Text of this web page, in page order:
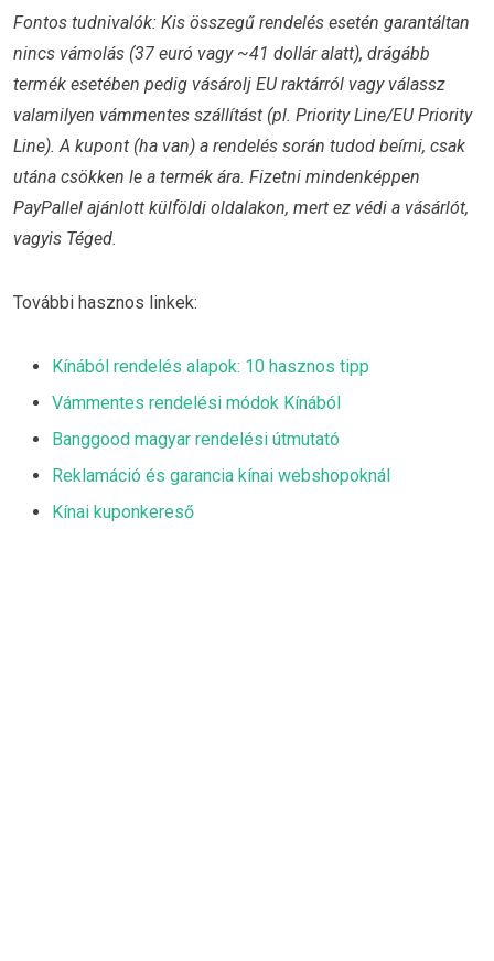
Fontos tudnivalók: Kis összegű rendelés esetén garantáltan
nincs vámolás (37 euró vagy ~41 dollár alatt), drágább
termék esetében pedig vásárolj EU raktárról vagy válassz
valamilyen vámmentes szállítást (pl. Priority Line/EU Priority
Line). A kupont (ha van) a rendelés során tudod beírni, csak
utána csökken le a termék ára. Fizetni mindenképpen
PayPallel ajánlott külföldi oldalakon, mert ez védi a vásárlót,
vagyis Téged.
További hasznos linkek:
Kínából rendelés alapok: 10 hasznos tipp
Vámmentes rendelési módok Kínából
Banggood magyar rendelési útmutató
Reklamáció és garancia kínai webshopoknál
Kínai kuponkereső